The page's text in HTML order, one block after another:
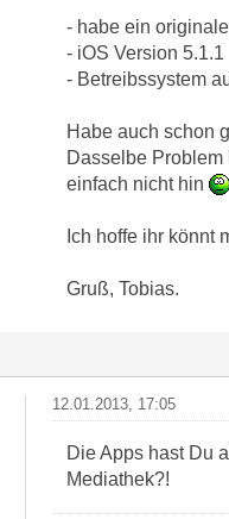
- habe ein
- iOS Version 5.1.1
- Betreibssystem
Habe auch schon
Dasselbe
einfach nicht hin
Ich hoffe ihr könnt
Gruß, Tobias.
12.01.2013, 17:05
Die Apps hast Du
Mediathek?!